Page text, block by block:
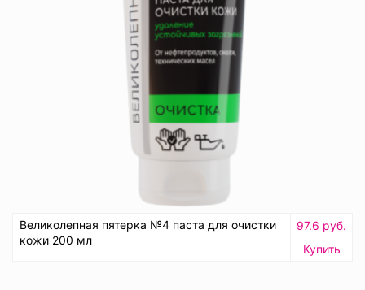
Великолепная пятерка №4 паста для очистки
кожи 200 мл
97.6 руб.
Купить